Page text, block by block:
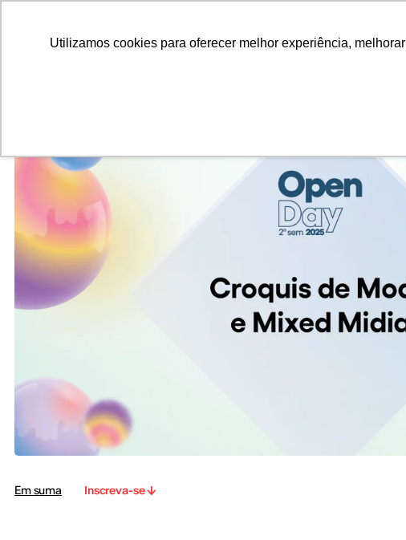
Utilizamos cookies para oferecer melhor experiência,
Em suma Inscreva-se